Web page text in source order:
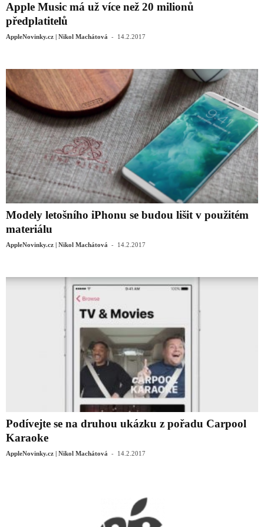
Apple Music má už více než 20 milionů
předplatitelů
AppleNovinky.cz | Nikol Machátová - 14.2.2017
Modely letošního iPhonu se budou lišit v použitém
materiálu
AppleNovinky.cz | Nikol Machátová - 14.2.2017
Podívejte se na druhou ukázku z pořadu Carpool
Karaoke
AppleNovinky.cz | Nikol Machátová - 14.2.2017